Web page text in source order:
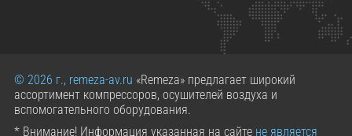
© 2026 г., remeza-av.ru «Remeza» предлагает широкий
ассортимент компрессоров, осушителей воздуха и
вспомогательного оборудования.
* Внимание! Информация указанная на сайте не является